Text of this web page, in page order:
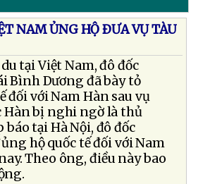
NAM ỦNG HỘ ÐƯA VỤ TÀU
tại Việt Nam, đô đốc
Bình Dương đã bày tỏ
đối với Nam Hàn sau vụ
Hàn bị nghi ngờ là thủ
tại Hà Nội, đô đốc
hộ quốc tế đối với Nam
Theo ông, điều này bao